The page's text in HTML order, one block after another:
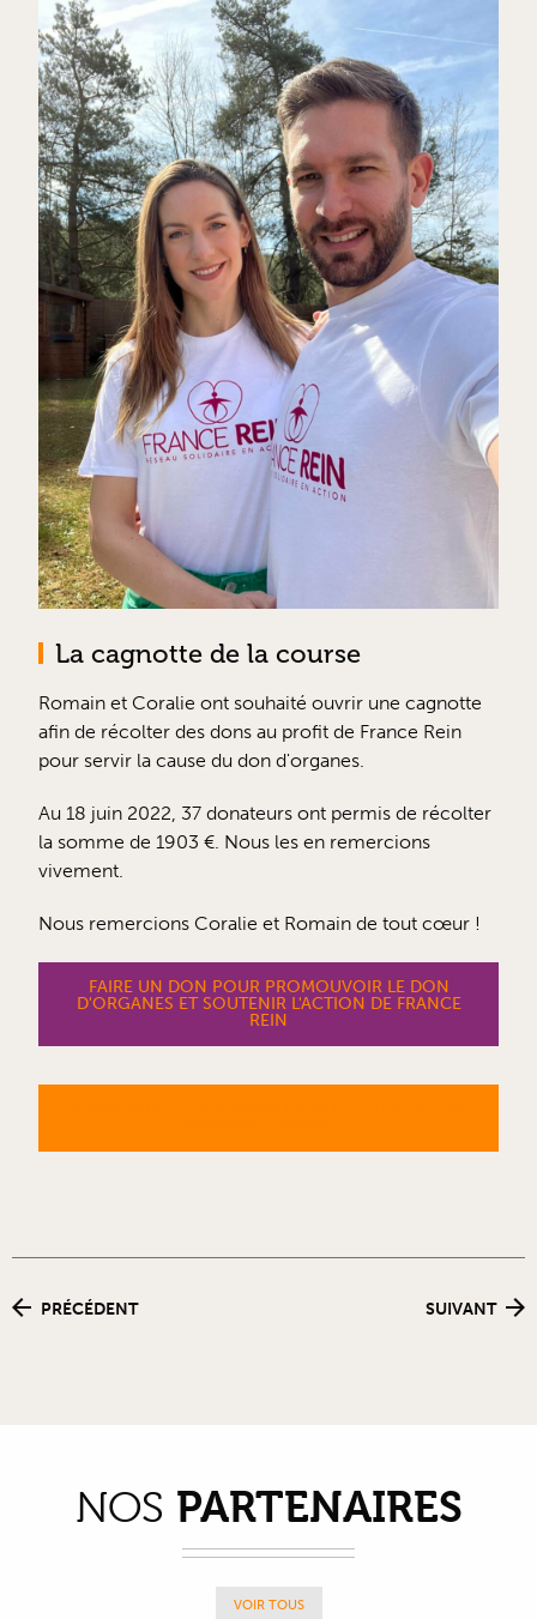
La cagnotte de la course
Romain et Coralie ont souhaité ouvrir une cagnotte
afin de récolter des dons au profit de France Rein
pour servir la cause du don d'organes.
Au 18 juin 2022, 37 donateurs ont permis de récolter
la somme de 1903 €. Nous les en remercions
vivement.
Nous remercions Coralie et Romain de tout cœur !
FAIRE UN DON POUR PROMOUVOIR LE DON
D'ORGANES ET SOUTENIR L'ACTION DE FRANCE
REIN
PRÉCÉDENT SUIVANT
NOS PARTENAIRES
VOIR TOUS